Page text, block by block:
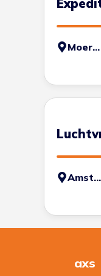
Moerdijk
Amsterdam
axs